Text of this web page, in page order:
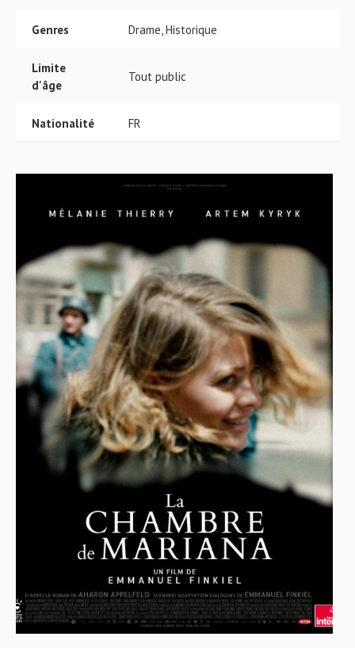
Genres Drame, Historique
Limite
d'âge
Tout public
Nationalité FR